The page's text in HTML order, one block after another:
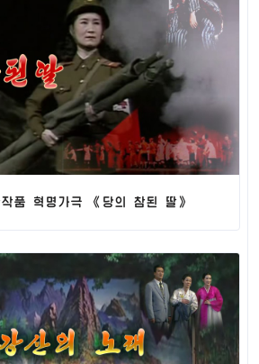
품 혁명가극 《당의 참된 딸》